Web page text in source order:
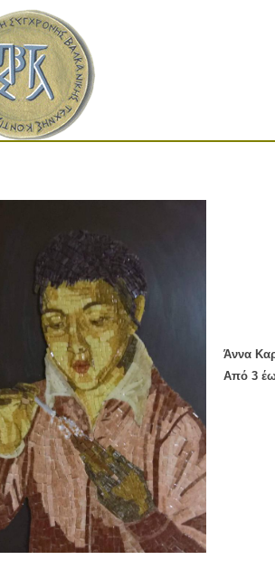
Άννα
Από 3